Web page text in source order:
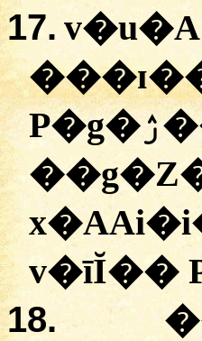
17.
P�g�ۯ��A v� ��jAZ� P�g�. ��A��
v�īĬ��
18.